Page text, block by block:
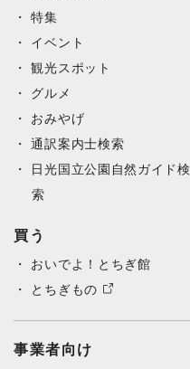
特集
イベント
観光スポット
グルメ
おみやげ
通訳案内士検索
日光国立公園自然ガイド検
索
買う
おいでよ！とちぎ館
とちぎもの
事業者向け